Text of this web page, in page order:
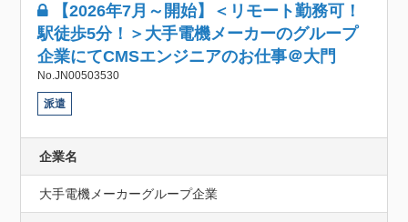
【2026年7月～開始】＜リモート勤務可！
駅徒歩5分！＞大手電機メーカーのグループ
企業にてCMSエンジニアのお仕事＠大門
No.JN00503530
派遣
企業名
大手電機メーカーグループ企業